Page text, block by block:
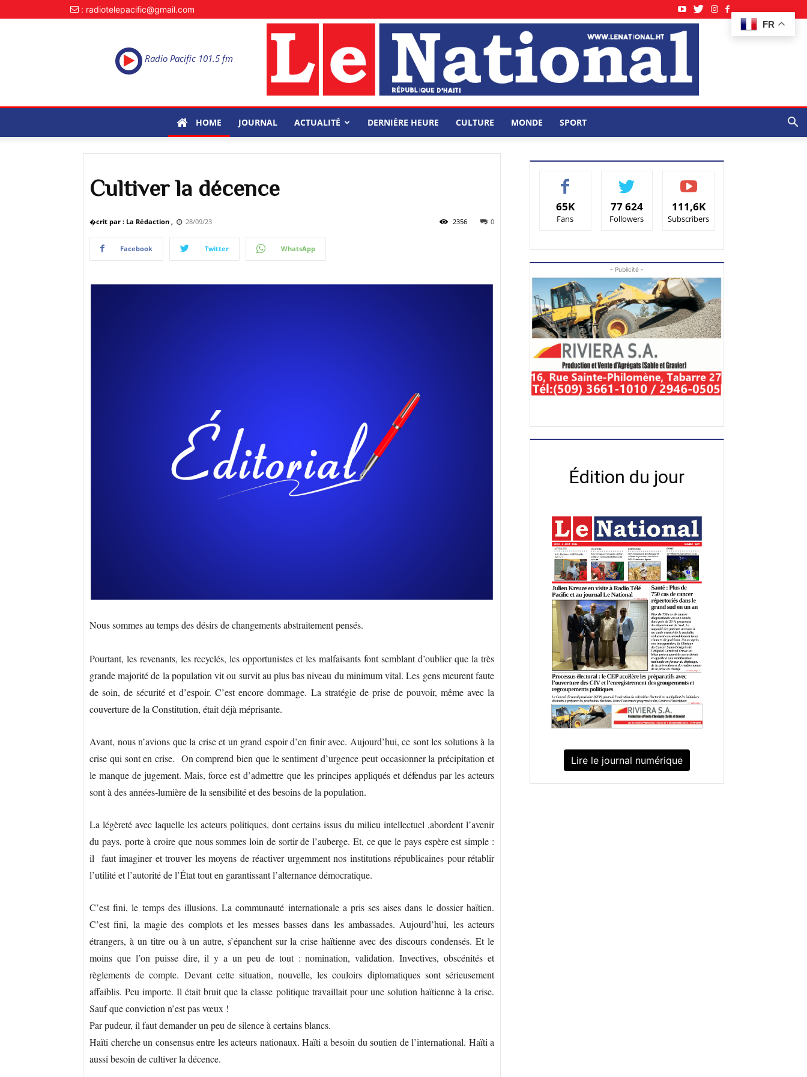
FR
: radiotelepacific@gmail.com
Radio Pacific 101.5 fm
HOME JOURNAL ACTUALITÉ DERNIÈRE HEURE CULTURE MONDE SPORT
Cultiver la décence
�crit par : La Rédaction , 28/09/23 0
2356
Facebook Twitter WhatsApp
Nous sommes au temps des désirs de changements abstraitement pensés.
Pourtant, les revenants, les recyclés, les opportunistes et les malfaisants font semblant d’oublier que la très
grande majorité de la population vit ou survit au plus bas niveau du minimum vital. Les gens meurent faute
de soin, de sécurité et d’espoir. C’est encore dommage. La stratégie de prise de pouvoir, même avec la
couverture de la Constitution, était déjà méprisante.
Avant, nous n’avions que la crise et un grand espoir d’en finir avec. Aujourd’hui, ce sont les solutions à la
crise qui sont en crise. On comprend bien que le sentiment d’urgence peut occasionner la précipitation et
le manque de jugement. Mais, force est d’admettre que les principes appliqués et défendus par les acteurs
sont à des années-lumière de la sensibilité et des besoins de la population.
La légèreté avec laquelle les acteurs politiques, dont certains issus du milieu intellectuel ,abordent l’avenir
du pays, porte à croire que nous sommes loin de sortir de l’auberge. Et, ce que le pays espère est simple :
il faut imaginer et trouver les moyens de réactiver urgemment nos institutions républicaines pour rétablir
l’utilité et l’autorité de l’État tout en garantissant l’alternance démocratique.
C’est fini, le temps des illusions. La communauté internationale a pris ses aises dans le dossier haïtien.
C’est fini, la magie des complots et les messes basses dans les ambassades. Aujourd’hui, les acteurs
étrangers, à un titre ou à un autre, s’épanchent sur la crise haïtienne avec des discours condensés. Et le
moins que l’on puisse dire, il y a un peu de tout : nomination, validation. Invectives, obscénités et
règlements de compte. Devant cette situation, nouvelle, les couloirs diplomatiques sont sérieusement
affaiblis. Peu importe. Il était bruit que la classe politique travaillait pour une solution haïtienne à la crise.
Sauf que conviction n’est pas vœux !
Par pudeur, il faut demander un peu de silence à certains blancs.
Haïti cherche un consensus entre les acteurs nationaux. Haïti a besoin du soutien de l’international. Haïti a
aussi besoin de cultiver la décence.
65K
Fans
77 624
Followers
111,6K
Subscribers
- Publicité -
Édition du jour
Lire le journal numérique